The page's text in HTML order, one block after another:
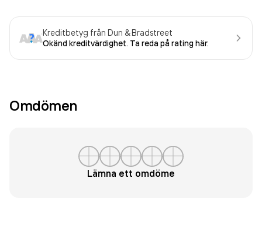
Kreditbetyg från Dun & Bradstreet
Okänd kreditvärdighet. Ta reda på rating här.
Omdömen
Lämna ett omdöme